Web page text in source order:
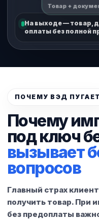
Товар +
На выходе — товар,
оплаты без полной
ПОЧЕМУ ВЭД ПУГАЕТ
Почему
под ключ
вызывает
вопросов
Главный страх
получить товар. При
без предоплаты